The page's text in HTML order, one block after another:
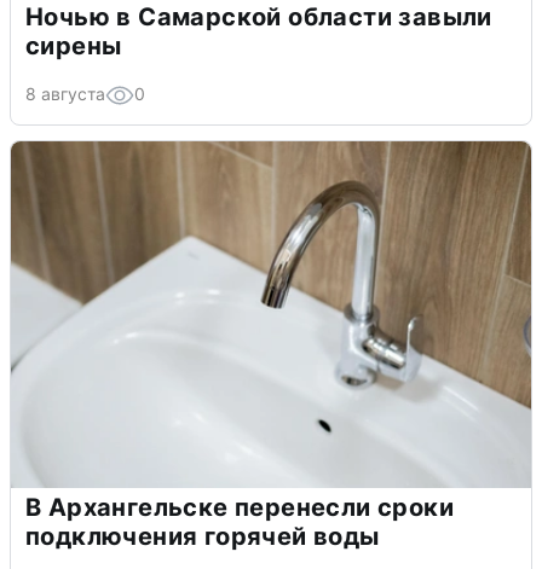
Ночью в Самарской области завыли
сирены
8 августа 0
В Архангельске перенесли сроки
подключения горячей воды